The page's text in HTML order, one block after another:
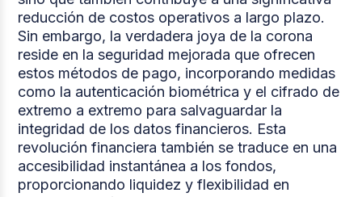
reducción de costos operativos a largo plazo.
Sin embargo, la verdadera joya de la corona
reside en la seguridad mejorada que ofrecen
estos métodos de pago, incorporando medidas
como la autenticación biométrica y el cifrado de
extremo a extremo para salvaguardar la
integridad de los datos financieros. Esta
revolución financiera también se traduce en una
accesibilidad instantánea a los fondos,
proporcionando liquidez y flexibilidad en